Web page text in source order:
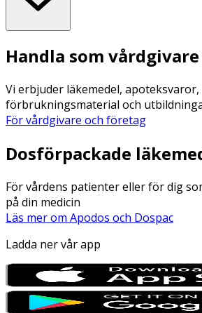
Handla som
Vi erbjuder läkemedel, apoteksvaror,
förbrukningsmaterial och
För vårdgivare och företag
Dosförpackade
För vårdens patienter eller för dig
på din medicin
Läs mer om Apodos och Dospac
Ladda ner vår app